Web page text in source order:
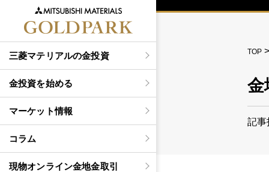
三菱マテリアルの金投資
金投資を始める
マーケット情報
コラム
現物オンライン金地金取引
TOP
金
記事